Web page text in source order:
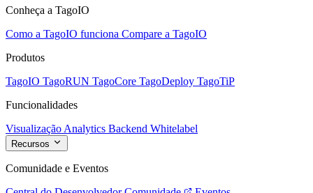
Conheça a TagoIO
Como a TagoIO funciona Compare a TagoIO
Produtos
TagoIO TagoRUN TagoCore TagoDeploy TagoTiP
Funcionalidades
Visualização Analytics Backend Whitelabel
Recursos
Comunidade e Eventos